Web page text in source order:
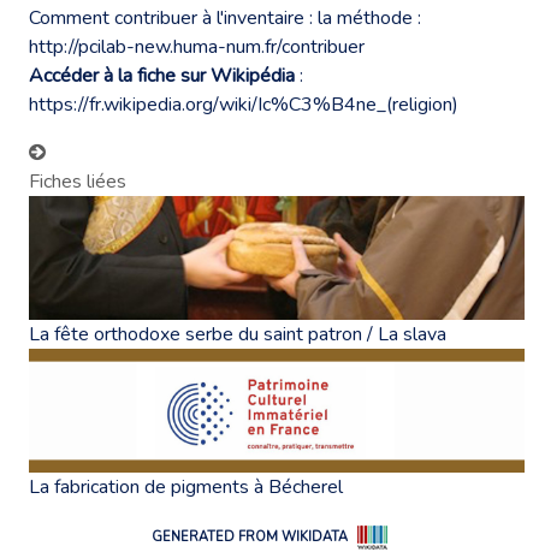
Comment contribuer à l'inventaire : la méthode :
http://pcilab-new.huma-num.fr/contribuer
Accéder à la fiche sur Wikipédia:
https://fr.wikipedia.org/wiki/Ic%C3%B4ne_(religion)
Fiches liées
La fête orthodoxe serbe du saint patron / La slava
La fabrication de pigments à Bécherel
GENERATED FROM WIKIDATA